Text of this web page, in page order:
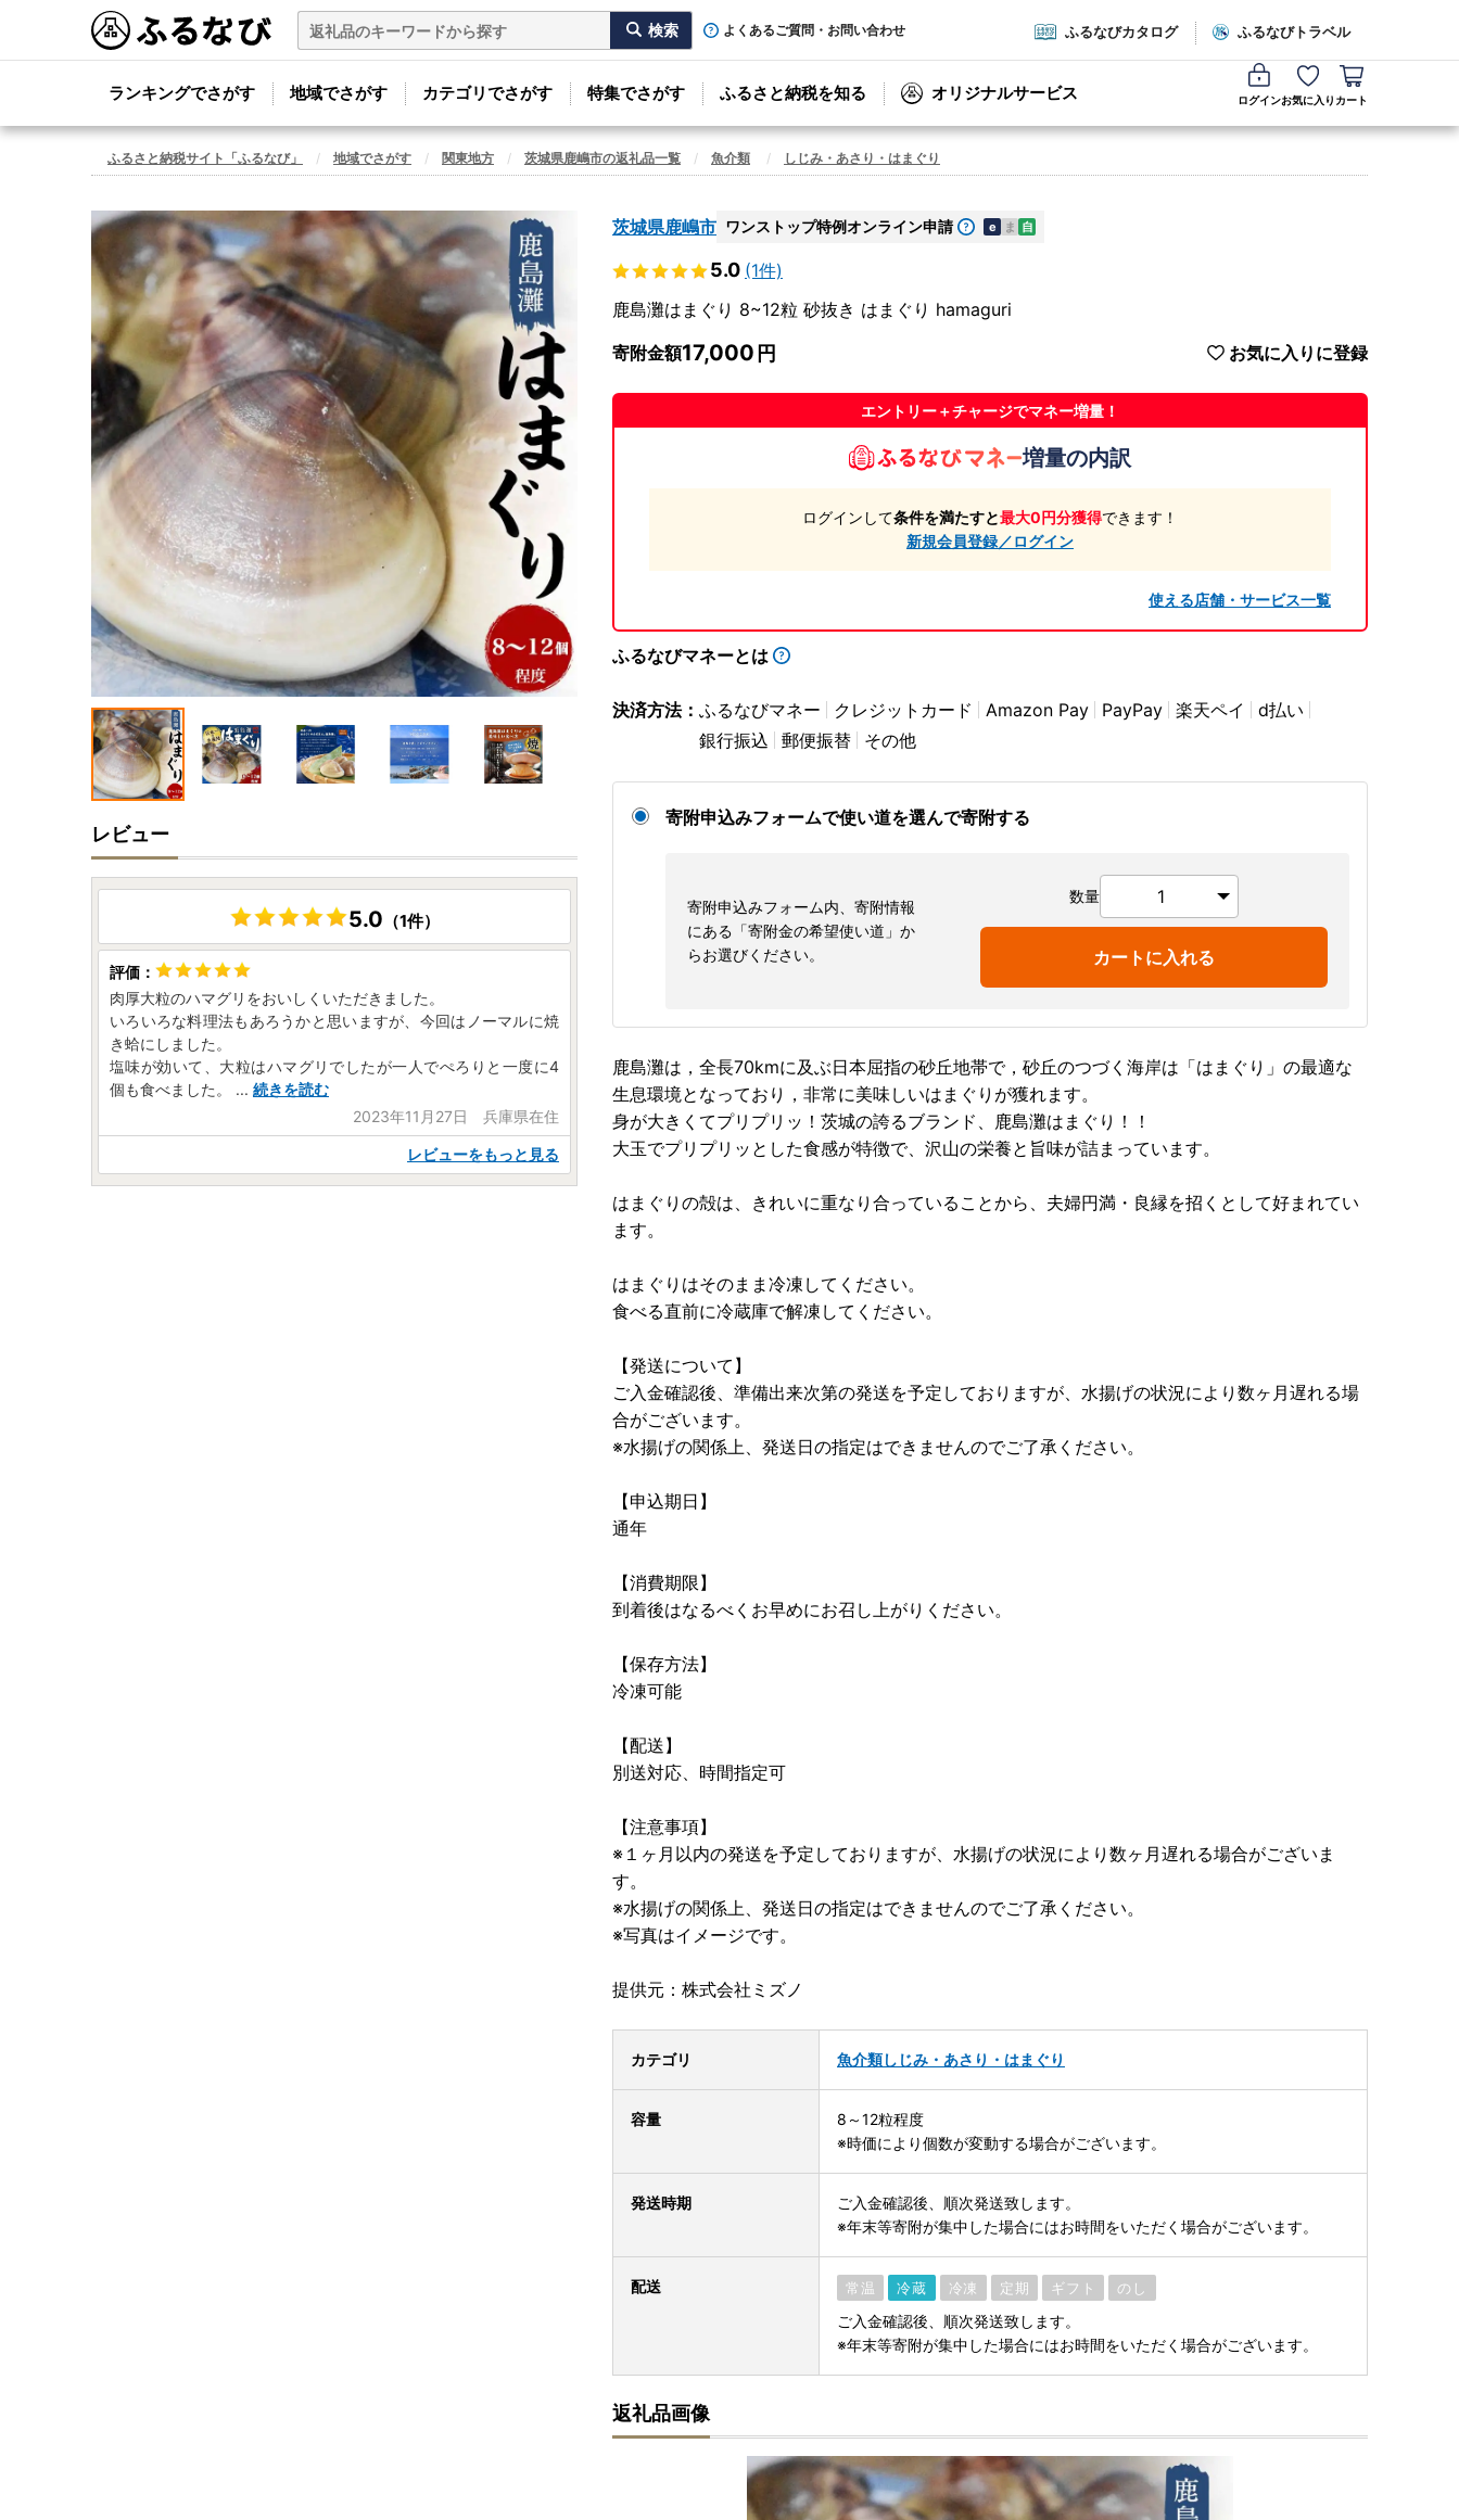
よくあるご質問・お問い合わせ ふるなびカタログ ふるなびトラベル
ランキングでさがす 地域でさがす カテゴリでさがす 特集でさがす ふるさと納税を知る オリジナルサービス ログインお気に入り カート
ふるさと納税サイト「ふるなび」 地域でさがす 関東地方 茨城県鹿嶋市の返礼品一覧 魚介類 しじみ・あさり・はまぐり
茨城県鹿嶋市 ワンストップ特例オンライン申請 e ま 自
5.0 (1件)
鹿島灘はまぐり 8~12粒 砂抜き はまぐり hamaguri
寄附金額17,000 お気に入りに登録
エントリー＋チャージでマネー増量！
増量の内訳
ログインして条件を満たすと最大0円分獲得できます！
新規会員登録／ログイン
使える店舗・サービス一覧
ふるなびマネーとは
決済方法： ふるなびマネー クレジットカード Amazon Pay PayPay 楽天ペイ
d払い
銀行振込
郵便振替 その他
寄附申込みフォームで使い道を選んで寄附する
寄附申込みフォーム内、寄附情報
にある「寄附金の希望使い道」か
らお選びください。
数量
カートに入れる
鹿島灘は，全長70kmに及ぶ日本屈指の砂丘地帯で，砂丘のつづく海岸は「はまぐり」の最適な
生息環境となっており，非常に美味しいはまぐりが獲れます。
身が大きくてプリプリッ！茨城の誇るブランド、鹿島灘はまぐり！！
大玉でプリプリッとした食感が特徴で、沢山の栄養と旨味が詰まっています。
はまぐりの殻は、きれいに重なり合っていることから、夫婦円満・良縁を招くとして好まれてい
ます。
はまぐりはそのまま冷凍してください。
食べる直前に冷蔵庫で解凍してください。
【発送について】
ご入金確認後、準備出来次第の発送を予定しておりますが、水揚げの状況により数ヶ月遅れる場
合がございます。
※水揚げの関係上、発送日の指定はできませんのでご了承ください。
【申込期日】
通年
【消費期限】
到着後はなるべくお早めにお召し上がりください。
【保存方法】
冷凍可能
【配送】
別送対応、時間指定可
【注意事項】
※１ヶ月以内の発送を予定しておりますが、水揚げの状況により数ヶ月遅れる場合がございま
す。
※水揚げの関係上、発送日の指定はできませんのでご了承ください。
※写真はイメージです。
提供元：株式会社ミズノ
カテゴリ 魚介類しじみ・あさり・はまぐり
容量
8～12粒程度
※時価により個数が変動する場合がございます。
発送時期
ご入金確認後、順次発送致します。
※年末等寄附が集中した場合にはお時間をいただく場合がございます。
配送 常温 冷蔵 冷凍 定期 ギフト のし
ご入金確認後、順次発送致します。
※年末等寄附が集中した場合にはお時間をいただく場合がございます。
返礼品画像
レビュー
5.0 （1件）
肉厚大粒のハマグリをおいしくいただきました。
いろいろな料理法もあろうかと思いますが、今回はノーマルに焼
き蛤にしました。
塩味が効いて、大粒はハマグリでしたが一人でぺろりと一度に4
個も食べました。
... 続きを読む
2023年11月27日 兵庫県在住
レビューをもっと見る